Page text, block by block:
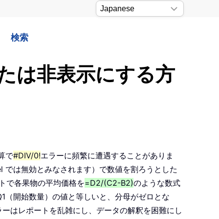
検索
は非表示にする方
で#DIV/0!エラーに頻繁に遭遇することがありま
は無効とみなされます）で数値を割ろうとした
で各果物の平均価格を=D2/(C2-B2)のような数式
開始数量）の値と等しいと、分母がゼロとな
はレポートを乱雑にし、データの解釈を困難にし